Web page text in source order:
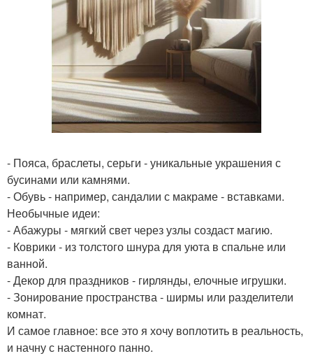
- Пояса, браслеты, серьги - уникальные украшения с
бусинами или камнями.
- Обувь - например, сандалии с макраме - вставками.
Необычные идеи:
- Абажуры - мягкий свет через узлы создаст магию.
- Коврики - из толстого шнура для уюта в спальне или
ванной.
- Декор для праздников - гирлянды, елочные игрушки.
- Зонирование пространства - ширмы или разделители
комнат.
И самое главное: все это я хочу воплотить в реальность,
и начну с настенного панно.